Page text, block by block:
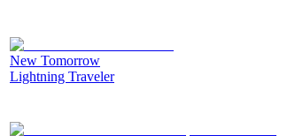
New Tomorrow
Lightning Traveler